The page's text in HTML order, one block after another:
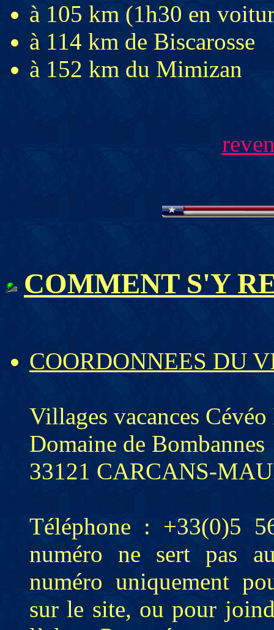
à 105 km (1h30 en
à 114 km de Biscarosse
à 152 km du Mimizan
COMMENT S'Y
COORDONNEES DU
Villages vacances
Domaine de Bombannes
33121 CARCANS-
Téléphone : +33(0)5
numéro ne sert pas
numéro uniquement
sur le site, ou pour